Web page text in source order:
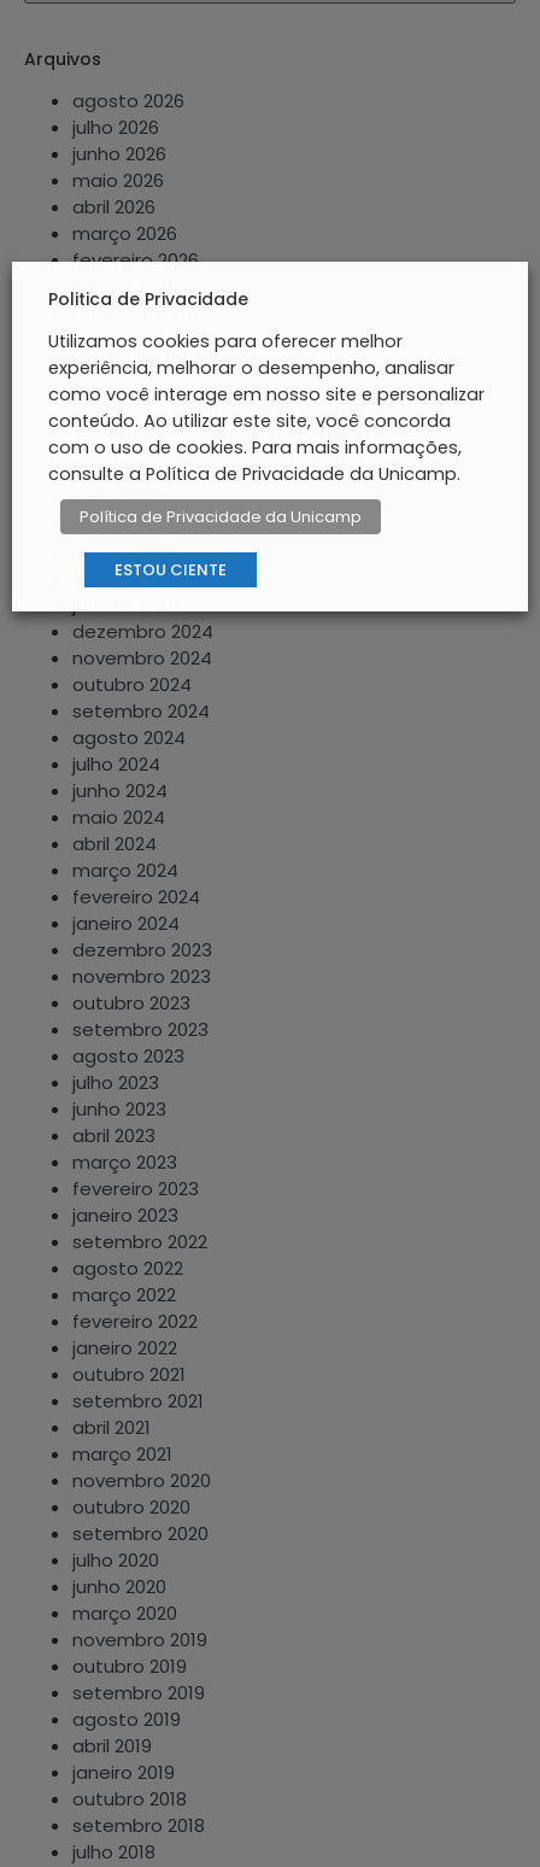
Arquivos
agosto 2026
julho 2026
junho 2026
maio 2026
abril 2026
março 2026
fevereiro 2026
janeiro 2026
dezembro 2025
novembro 2025
outubro 2025
setembro 2025
agosto 2025
julho 2025
junho 2025
maio 2025
abril 2025
março 2025
fevereiro 2025
janeiro 2025
dezembro 2024
novembro 2024
outubro 2024
setembro 2024
agosto 2024
julho 2024
junho 2024
maio 2024
abril 2024
março 2024
fevereiro 2024
janeiro 2024
dezembro 2023
novembro 2023
outubro 2023
setembro 2023
agosto 2023
julho 2023
junho 2023
abril 2023
março 2023
fevereiro 2023
janeiro 2023
setembro 2022
agosto 2022
março 2022
fevereiro 2022
janeiro 2022
outubro 2021
setembro 2021
abril 2021
março 2021
novembro 2020
outubro 2020
setembro 2020
julho 2020
junho 2020
março 2020
novembro 2019
outubro 2019
setembro 2019
agosto 2019
abril 2019
janeiro 2019
outubro 2018
setembro 2018
julho 2018
Politica de Privacidade
Utilizamos cookies para oferecer melhor
experiência, melhorar o desempenho, analisar
como você interage em nosso site e personalizar
conteúdo. Ao utilizar este site, você concorda
com o uso de cookies. Para mais informações,
consulte a Política de Privacidade da Unicamp.
Política de Privacidade da Unicamp
ESTOU CIENTE